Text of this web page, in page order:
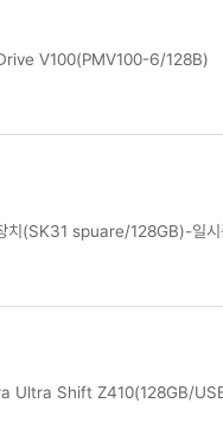
V100(PMV100-6/128B)
치(SK31 spuare/128GB)-일시
Ultra Shift Z410(128GB/